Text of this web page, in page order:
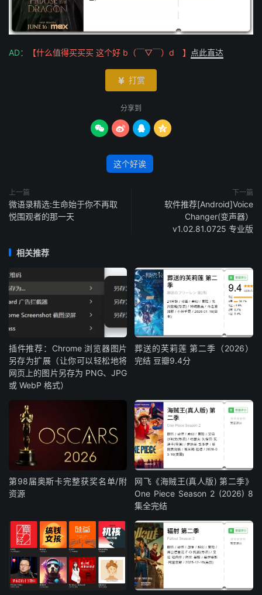
AD： 【什么值得买买买 这个好 b（￣▽￣）d 】 点此直达
 打赏
分享到
   
这个好诶
上一篇
微语录精选:生命始于你不再取
悦围观者的那一天
下一篇
软件推荐[Android]Voice
Changer(变声器）
v1.02.81.0725 专业版
相关推荐
插件推荐：Chrome 浏览器图片
另存为扩展（让你可以轻松地将
网页上的图片另存为 PNG、JPG
或 WebP 格式）
葬送的芙莉莲 第二季（2026）
完结 豆瓣9.4分
第98届奥斯卡完整获奖名单/附
资源
网飞《海贼王(真人版) 第二季》
One Piece Season 2 (2026) 8
集全完结